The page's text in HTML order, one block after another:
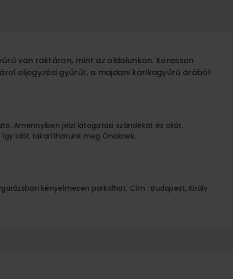
van raktáron, mint az oldalunkon. Keressen
eljegyzési gyűrűt, a majdani karikagyűrű árából
Amennyiben jelzi látogatási szándékát és okát,
Így ídőt takaríthatunk meg Önöknek.
kényelmesen parkolhat. Cím : Budapest, Király